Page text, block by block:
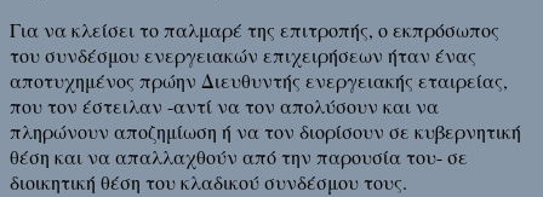
Για να κλείσει το παλμαρέ της επιτροπής, ο εκπρόσωπος
του συνδέσμου ενεργειακών επιχειρήσεων ήταν ένας
αποτυχημένος πρώην Διευθυντής ενεργειακής εταιρείας,
που τον έστειλαν -αντί να τον απολύσουν και να
πληρώνουν αποζημίωση ή να τον διορίσουν σε κυβερνητική
θέση και να απαλλαχθούν από την παρουσία του- σε
διοικητική θέση του κλαδικού συνδέσμου τους.